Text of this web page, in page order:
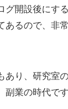
グ開設後にす
あるので、非
あり、研究室
副業の時代です